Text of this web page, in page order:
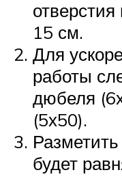
15 см.
Для
работы
дюбеля
(5х50).
будет